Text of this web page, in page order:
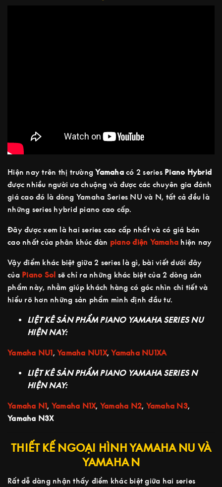
Hiện nay trên thị trườngYamahacó 2 series Piano Hybrid
được nhiều người ưa chuộng và được các chuyên gia đánh
giá cao đó là dòng Yamaha Series NU và N, tất cả đều là
những series hybrid piano cao cấp.
Đây được xem là hai series cao cấp nhất và có giá bán
cao nhất của phân khúc đàn piano điện Yamaha hiện nay
Vậy điểm khác biệt giữa 2 series là gì, bài viết dưới đây
của Piano Sol sẽ chỉ ra những khác biệt của 2 dòng sản
phẩm này, nhằm giúp khách hàng có góc nhìn chi tiết và
hiểu rõ hơn những sản phẩm mình định đầu tư.
LIỆT KÊ SẢN PHẨM PIANO YAMAHA SERIES NU
HIỆN NAY:
Yamaha NU1 Yamaha NU1X,Yamaha NU1XA
LIỆT KÊ SẢN PHẨM PIANO YAMAHA SERIES N
HIỆN NAY:
Yamaha N1 Yamaha N1X, Yamaha N2 Yamaha N3,
Yamaha N3X
THIẾT KẾ NGOẠI HÌNH YAMAHA NU VÀ
YAMAHA N
Rất dễ dàng nhận thấy điểm khác biệt giữa hai series